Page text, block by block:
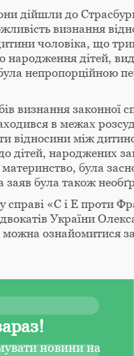
дійшли до
визнання
чоловіка, що
народження дітей,
непропорційною
визнання законної
в межах
відносини між
дітей, народжених
материнство, була
заяв була також
«С і Е проти
України
ознайомитися за
новини на